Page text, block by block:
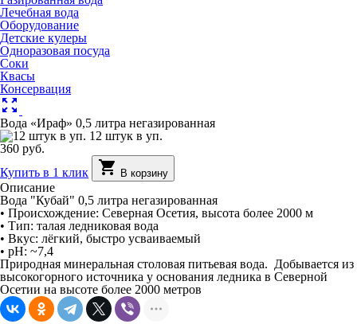
Лечебная вода
Оборудование
Детские кулеры
Одноразовая посуда
Соки
Квасы
Консервация
zoom_out_map
Вода «Ираф» 0,5 литра негазированная
12 штук в уп.
360 руб.
Купить в 1 клик
shopping_cart В корзину
Описание
Вода "Кубай" 0,5 литра негазированная
• Происхождение: Северная Осетия, высота более 2000 м
• Тип: талая ледниковая вода
• Вкус: лёгкий, быстро усваиваемый
• pH: ~7,4
Природная минеральная столовая питьевая вода. Добывается из
высокогорного источника у основания ледника в Северной
Осетии на высоте более 2000 метров